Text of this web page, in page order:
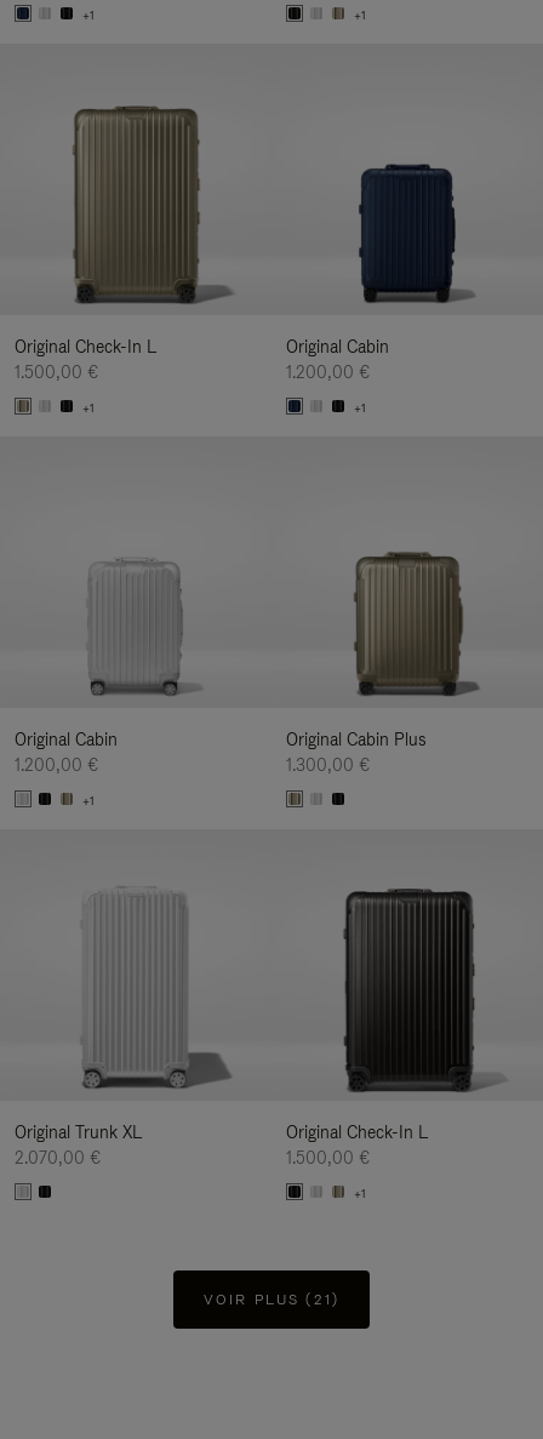
+1 +1
Original Check-In L
1.500,00 €
+1
Original Cabin
1.200,00 €
+1
Original Cabin
1.200,00 €
+1
Original Cabin Plus
1.300,00 €
Original Trunk XL
2.070,00 €
Original Check-In L
1.500,00 €
+1
VOIR PLUS (21)